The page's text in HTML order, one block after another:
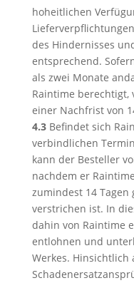
hoheitlichen
des Hindernisses
entsprechend.
als zwei Monate
Raintime berechtigt,
einer Nachfrist von
4.3Befindet sich
verbindlichen
kann der Besteller
nachdem er
zumindest 14
verstrichen ist. In
dahin von Raintime
entlohnen und
Werkes. Hinsichtlich